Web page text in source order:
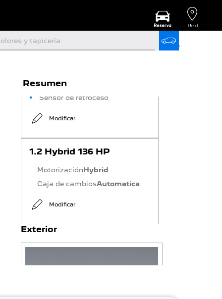
y tapicería
Resumen
Espejos abatibles
eléctricamente
Detector de punto ciego
Sensor de retroceso
Modificar
1.2 Hybrid 136 HP
MotorizaciónHybrid
Caja de cambiosAutomatica
Modificar
Exterior